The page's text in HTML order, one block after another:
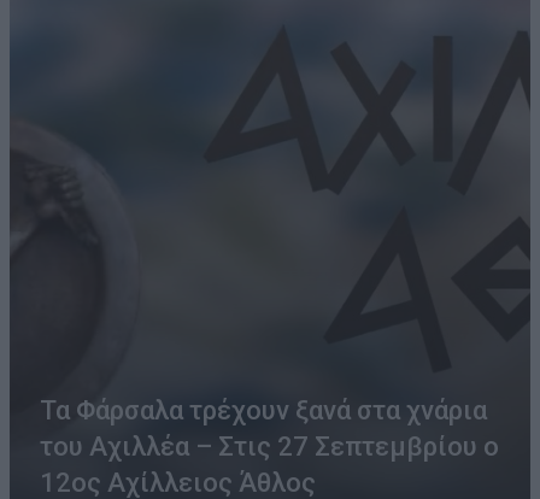
Τα Φάρσαλα τρέχουν ξανά στα χνάρια
του Αχιλλέα – Στις 27 Σεπτεμβρίου ο
12ος Αχίλλειος Άθλος